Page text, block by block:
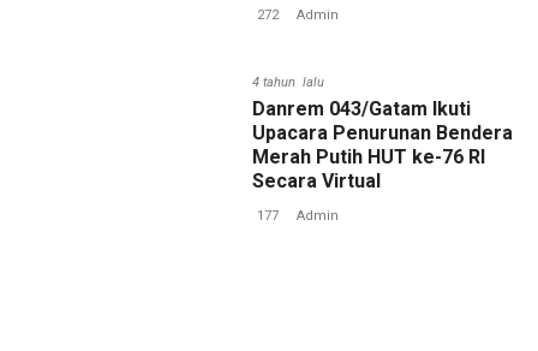
272 Admin
4 tahun lalu
Danrem 043/Gatam Ikuti
Upacara Penurunan Bendera
Merah Putih HUT ke-76 RI
Secara Virtual
177 Admin